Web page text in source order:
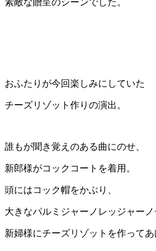
おふたりが今回楽しみにしていた
チーズリゾット作りの演出。
誰もが聞き覚えのある曲にのせ、
新郎様がコックコートを着用。
頭にはコック帽をかぶり、
大きなパルミジャーノレッジャー
新婦様にチーズリゾットを作ってあ